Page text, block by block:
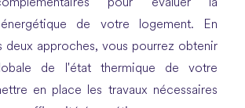
pour évaluer la
de votre logement. En
deux approches, vous pourrez obtenir
de l'état thermique de votre
en place les travaux nécessaires